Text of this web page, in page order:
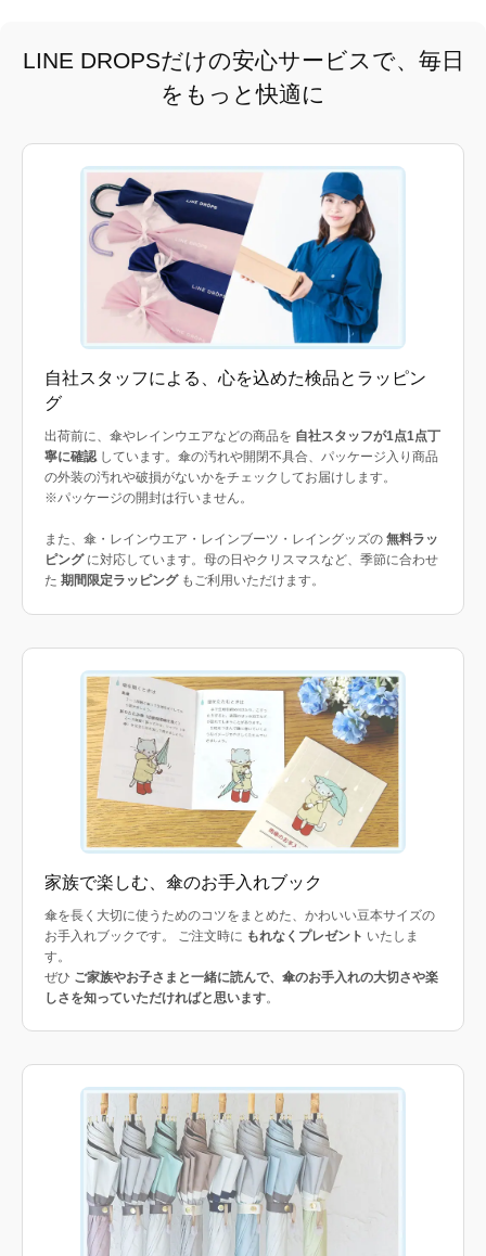
LINE DROPSだけの安心サービスで、毎日
をもっと快適に
自社スタッフによる、心を込めた検品とラッピン
グ
出荷前に、傘やレインウエアなどの商品を 自社スタッフが1点1点丁
寧に確認しています。傘の汚れや開閉不具合、パッケージ入り商品
の外装の汚れや破損がないかをチェックしてお届けします。
※パッケージの開封は行いません。
また、傘・レインウエア・レインブーツ・レイングッズの 無料ラッ
ピングに対応しています。母の日やクリスマスなど、季節に合わせ
た 期間限定ラッピングもご利用いただけます。
家族で楽しむ、傘のお手入れブック
傘を長く大切に使うためのコツをまとめた、かわいい豆本サイズの
お手入れブックです。 ご注文時に もれなくプレゼント いたしま
す。
ぜひ ご家族やお子さまと一緒に読んで、傘のお手入れの大切さや楽
しさを知っていただければと思います。